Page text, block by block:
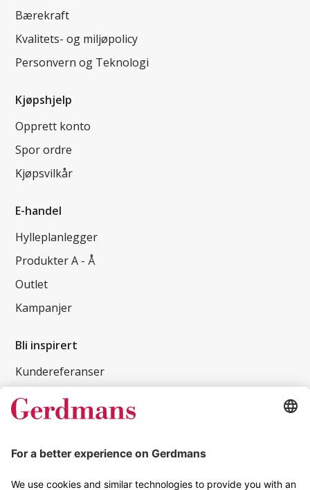
Bærekraft
Kvalitets- og miljøpolicy
Personvern og Teknologi
Kjøpshjelp
Opprett konto
Spor ordre
Kjøpsvilkår
E-handel
Hylleplanlegger
Produkter A - Å
Outlet
Kampanjer
Bli inspirert
Kundereferanser
Magasin
Tips og guider
Kontakt
info@gerdmans.no